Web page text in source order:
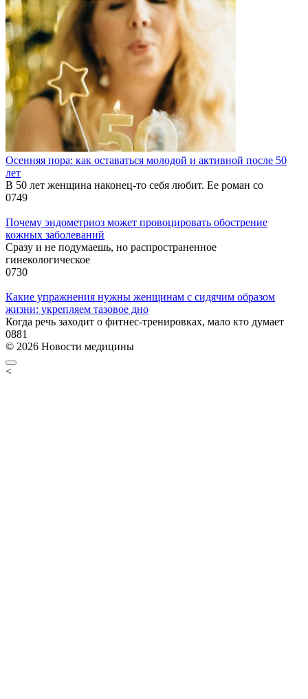
Осенняя пора: как оставаться молодой и активной после 50
лет
В 50 лет женщина наконец-то себя любит. Ее роман со
0749
Почему эндометриоз может провоцировать обострение
кожных заболеваний
Сразу и не подумаешь, но распространенное
гинекологическое
0730
Какие упражнения нужны женщинам с сидячим образом
жизни: укрепляем тазовое дно
Когда речь заходит о фитнес-тренировках, мало кто думает
0881
© 2026 Новости медицины
<